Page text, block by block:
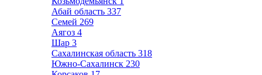
Абай область 337
Семей 269
Аягоз 4
Шар 3
Сахалинская область 318
Южно-Сахалинск 230